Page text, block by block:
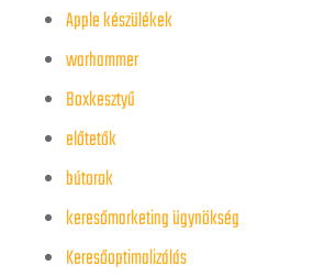
Apple készülékek
warhammer
Boxkesztyű
előtetők
bútorok
keresőmarketing ügynökség
Keresőoptimalizálás